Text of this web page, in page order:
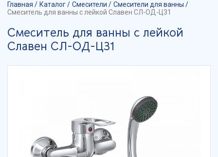
Главная Каталог Смесители
Смесители для ванны
Смеситель для ванны с лейкой Славен СЛ-ОД-Ц31
Смеситель для ванны с лейкой
Славен СЛ-ОД-Ц31